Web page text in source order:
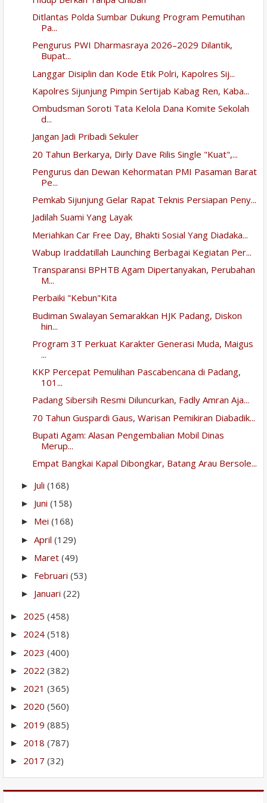
Ditlantas Polda Sumbar Dukung Program Pemutihan
Pa...
Pengurus PWI Dharmasraya 2026–2029 Dilantik,
Bupat...
Langgar Disiplin dan Kode Etik Polri, Kapolres Sij...
Kapolres Sijunjung Pimpin Sertijab Kabag Ren, Kaba...
Ombudsman Soroti Tata Kelola Dana Komite Sekolah
d...
Jangan Jadi Pribadi Sekuler
20 Tahun Berkarya, Dirly Dave Rilis Single "Kuat",...
Pengurus dan Dewan Kehormatan PMI Pasaman Barat
Pe...
Pemkab Sijunjung Gelar Rapat Teknis Persiapan Peny...
Jadilah Suami Yang Layak
Meriahkan Car Free Day, Bhakti Sosial Yang Diadaka...
Wabup Iraddatillah Launching Berbagai Kegiatan Per...
Transparansi BPHTB Agam Dipertanyakan, Perubahan
M...
Perbaiki "Kebun"Kita
Budiman Swalayan Semarakkan HJK Padang, Diskon
hin...
Program 3T Perkuat Karakter Generasi Muda, Maigus
...
KKP Percepat Pemulihan Pascabencana di Padang,
101...
Padang Sibersih Resmi Diluncurkan, Fadly Amran Aja...
70 Tahun Guspardi Gaus, Warisan Pemikiran Diabadik...
Bupati Agam: Alasan Pengembalian Mobil Dinas
Merup...
Empat Bangkai Kapal Dibongkar, Batang Arau Bersole...
► Juli (168)
► Juni (158)
► Mei (168)
► April (129)
► Maret (49)
► Februari (53)
► Januari (22)
► 2025 (458)
► 2024 (518)
► 2023 (400)
► 2022 (382)
► 2021 (365)
► 2020 (560)
► 2019 (885)
► 2018 (787)
► 2017 (32)